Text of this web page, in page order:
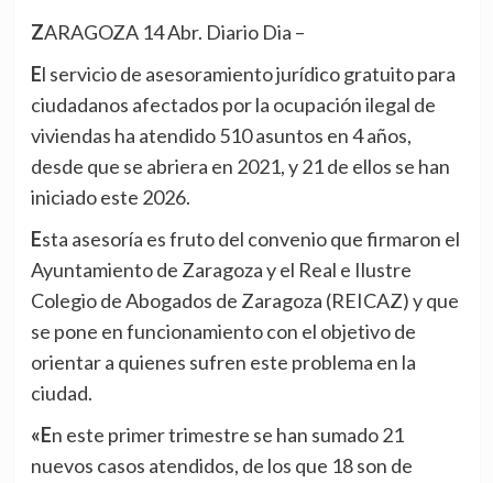
ZARAGOZA 14 Abr. Diario Dia –
El servicio de asesoramiento jurídico gratuito para
ciudadanos afectados por la ocupación ilegal de
viviendas ha atendido 510 asuntos en 4 años,
desde que se abriera en 2021, y 21 de ellos se han
iniciado este 2026.
Esta asesoría es fruto del convenio que firmaron el
Ayuntamiento de Zaragoza y el Real e Ilustre
Colegio de Abogados de Zaragoza (REICAZ) y que
se pone en funcionamiento con el objetivo de
orientar a quienes sufren este problema en la
ciudad.
«En este primer trimestre se han sumado 21
nuevos casos atendidos, de los que 18 son de